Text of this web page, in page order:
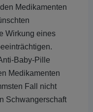
Medikamenten
Wirkung eines
Baby-Pille
Medikamenten
Fall nicht
Schwangerschaft